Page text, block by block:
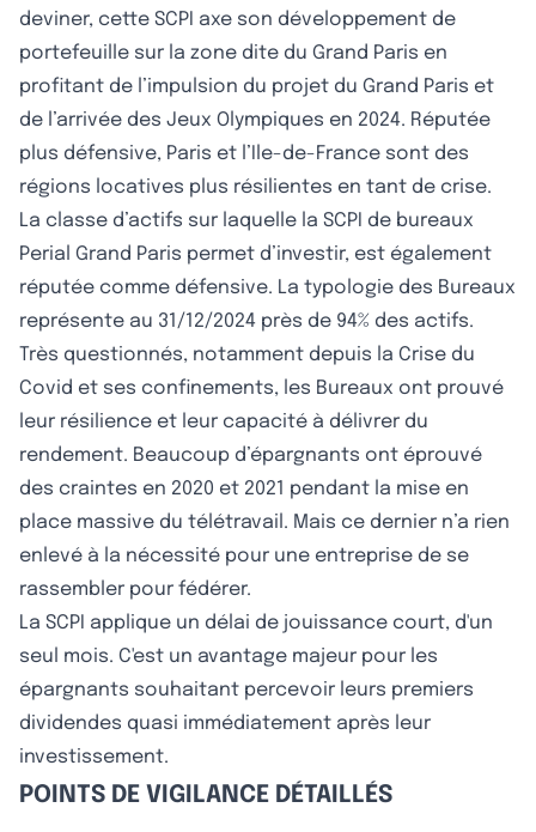
deviner, cette SCPI axe son développement de
portefeuille sur la zone dite du Grand Paris en
profitant de l’impulsion du projet du Grand Paris et
de l’arrivée des Jeux Olympiques en 2024. Réputée
plus défensive, Paris et l’Ile-de-France sont des
régions locatives plus résilientes en tant de crise.
La classe d’actifs sur laquelle la SCPI de bureaux
Perial Grand Paris permet d’investir, est également
réputée comme défensive. La typologie des Bureaux
représente au 31/12/2024 près de 94% des actifs.
Très questionnés, notamment depuis la Crise du
Covid et ses confinements, les Bureaux ont prouvé
leur résilience et leur capacité à délivrer du
rendement. Beaucoup d’épargnants ont éprouvé
des craintes en 2020 et 2021 pendant la mise en
place massive du télétravail. Mais ce dernier n’a rien
enlevé à la nécessité pour une entreprise de se
rassembler pour fédérer.
La SCPI applique un délai de jouissance court, d'un
seul mois. C'est un avantage majeur pour les
épargnants souhaitant percevoir leurs premiers
dividendes quasi immédiatement après leur
investissement.
POINTS DE VIGILANCE DÉTAILLÉS